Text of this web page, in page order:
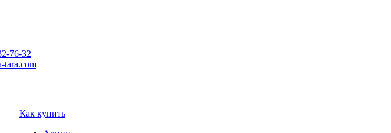
76-32
tara.com
Как купить